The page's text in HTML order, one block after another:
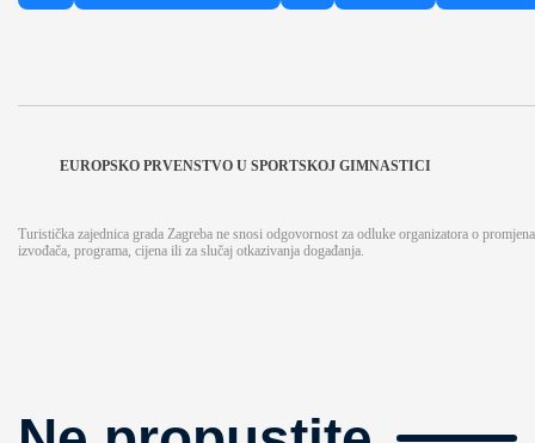
EUROPSKO PRVENSTVO U SPORTSKOJ GIMNASTICI
Turistička zajednica grada Zagreba ne snosi odgovornost za odluke organizatora o
izvođača, programa, cijena ili za slučaj otkazivanja događanja.